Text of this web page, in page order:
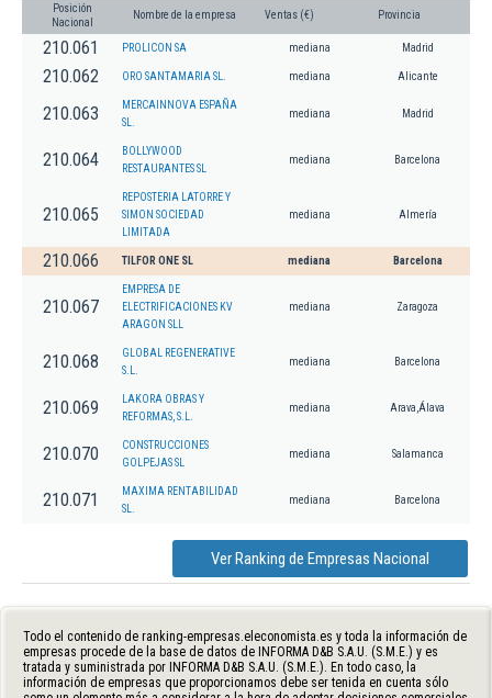
Posición
Nacional
Nombre de la empresa Ventas (€) Provincia
210.061 PROLICON SA mediana Madrid
210.062 ORO SANTAMARIA SL. mediana Alicante
210.063
MERCAINNOVA ESPAÑA
SL.
mediana Madrid
210.064
BOLLYWOOD
RESTAURANTES SL
mediana Barcelona
210.065
REPOSTERIA LATORRE Y
SIMON SOCIEDAD
LIMITADA
mediana Almería
210.066 TILFOR ONE SL mediana Barcelona
210.067
EMPRESA DE
ELECTRIFICACIONES KV
ARAGON SLL
mediana Zaragoza
210.068
GLOBAL REGENERATIVE
S.L.
mediana Barcelona
210.069
LAKORA OBRAS Y
REFORMAS, S.L.
mediana Arava,Álava
210.070
CONSTRUCCIONES
GOLPEJAS SL
mediana Salamanca
210.071
MAXIMA RENTABILIDAD
SL.
mediana Barcelona
Ver Ranking de Empresas Nacional
Todo el contenido de ranking-empresas.eleconomista.es y toda la información de
empresas procede de la base de datos de INFORMA D&B S.A.U. (S.M.E.) y es
tratada y suministrada por INFORMA D&B S.A.U. (S.M.E.). En todo caso, la
información de empresas que proporcionamos debe ser tenida en cuenta sólo